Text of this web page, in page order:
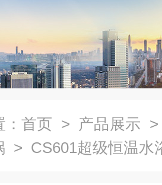
首页 > 产品展示
> CS601超级恒温水